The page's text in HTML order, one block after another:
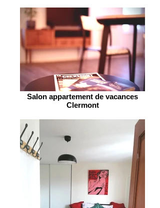
Salon appartement de vacances
Clermont